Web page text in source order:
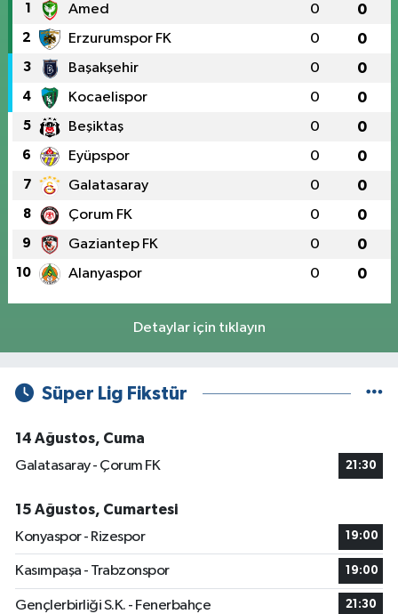
1 Amed 0 0
2 Erzurumspor FK 0 0
3 Başakşehir 0 0
4 Kocaelispor 0 0
5 Beşiktaş 0 0
6 Eyüpspor 0 0
7 Galatasaray 0 0
8 Çorum FK 0 0
9 Gaziantep FK 0 0
10 Alanyaspor 0 0
Detaylar için tıklayın
Süper Lig Fikstür
14 Ağustos, Cuma
Galatasaray - Çorum FK
21:30
15 Ağustos, Cumartesi
Konyaspor - Rizespor
19:00
Kasımpaşa - Trabzonspor 19:00
Gençlerbirliği S.K. - Fenerbahçe 21:30